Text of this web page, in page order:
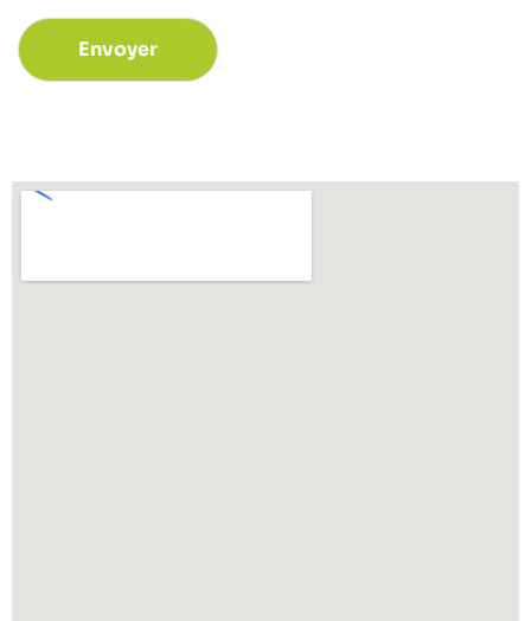
Envoyer